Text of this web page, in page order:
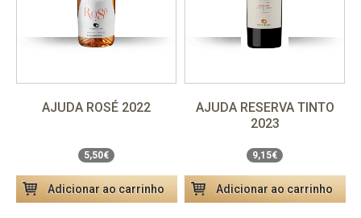
AJUDA ROSÉ 2022
5,50€
Pack 2 Garrafas + 1
11,00€
Pack 6 garrafas
Adicionar ao carrinho
AJUDA RESERVA TINTO
2023
9,15€
9,15€
Pack 6 garrafas
Adicionar ao carrinho